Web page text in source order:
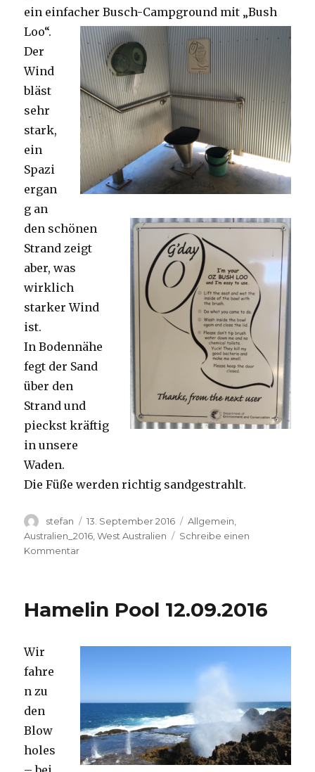
ein einfacher Busch-Campground mit „Bush
Loo“.
Der
Wind
bläst
sehr
stark,
ein
Spazi
ergan
g an
den schönen
Strand zeigt
aber, was
wirklich
starker Wind
ist.
In Bodennähe
fegt der Sand
über den
Strand und
pieckst kräftig
in unsere
Waden.
Die Füße werden richtig sandgestrahlt.
Autor
stefan
Veröffentlicht
am
13. September 2016 Kategorien
Allgemein
Australien_2016 ,West Australien
Schreibe einen
Kommentarzu
Hamelin Pool 12.09.2016
Wir
fahre
n zu
den
Blow
holes